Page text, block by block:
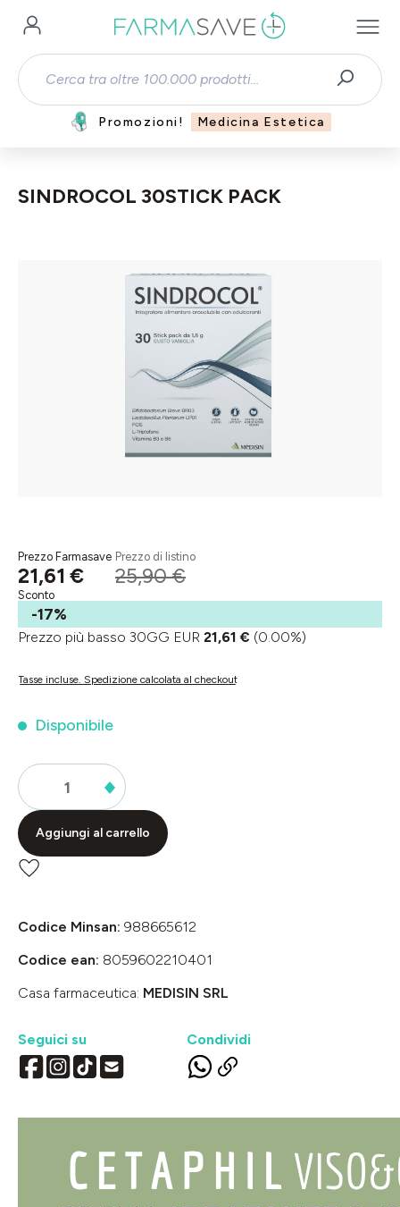
Passa al contenuto principale
Promozioni! Medicina Estetica
SINDROCOL 30STICK PACK
Prezzo Farmasave
21,61 €
Prezzo di listino
25,90 €
Sconto
-17%
Prezzo più basso 30GG EUR 21,61 € (0.00%)
Tasse incluse. Spedizione calcolata al checkout
Disponibile
Aggiungi al carrello
Codice Minsan: 988665612
Codice ean: 8059602210401
Casa farmaceutica: MEDISIN SRL
Seguici su Condividi